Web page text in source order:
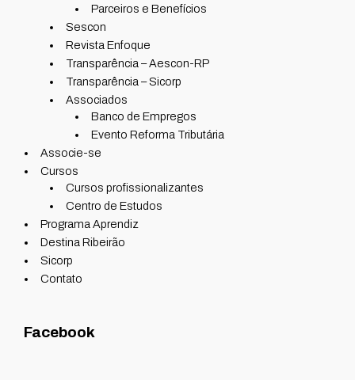
Parceiros e Benefícios
Sescon
Revista Enfoque
Transparência – Aescon-RP
Transparência – Sicorp
Associados
Banco de Empregos
Evento Reforma Tributária
Associe-se
Cursos
Cursos profissionalizantes
Centro de Estudos
Programa Aprendiz
Destina Ribeirão
Sicorp
Contato
Facebook